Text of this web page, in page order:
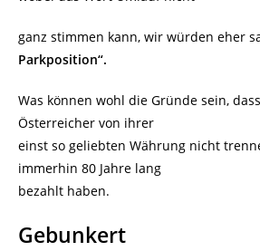
ganz stimmen kann, wir würden eher
Parkposition“.
Was können wohl die Gründe sein,
Österreicher von ihrer
einst so geliebten Währung nicht
immerhin 80 Jahre lang
bezahlt haben.
Gebunkert